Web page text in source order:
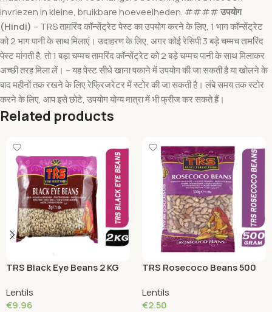
invriezen in kleine, bruikbare hoeveelheden. ####उपयोग
(Hindi) – TRS तामरिंद कॉन्सेंट्रेट पेस्ट का उपयोग करने के लिए, 1 भाग कॉन्सेंट्रेट
को 2 भाग पानी के साथ मिलाएं। उदाहरण के लिए, अगर कोई रेसिपी 3 बड़े चम्मच तामरिंद
पेस्ट मांगती है, तो 1 बड़ा चम्मच तामरिंद कॉन्सेंट्रेट को 2 बड़े चम्मच पानी के साथ मिलाकर
अच्छी तरह मिला लें। – यह पेस्ट सीधे खाना पकाने में उपयोग की जा सकती है या खोलने के
बाद महीनों तक रखने के लिए रेफ्रिजरेटर में स्टोर की जा सकती है। लंबे समय तक स्टोर
करने के लिए, आप इसे छोटे, उपयोग योग्य मात्रा में भी फ्रीज कर सकते हैं।
Related products
TRS Black Eye Beans 2 KG
Lentils
€9.96
TRS Rosecoco Beans 500
Lentils
€2.50